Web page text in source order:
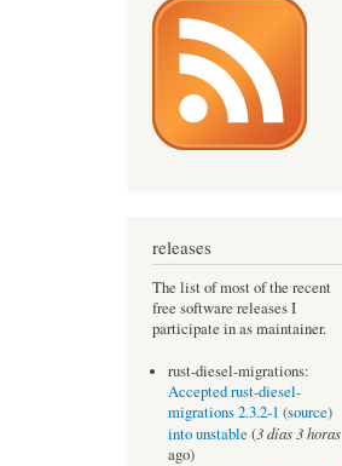
releases
The list of most of the recent
free software releases I
participate in as maintainer.
rust-diesel-migrations:
Accepted rust-diesel-
migrations 2.3.2-1 (source)
into unstable (3 días 3 horas
ago)